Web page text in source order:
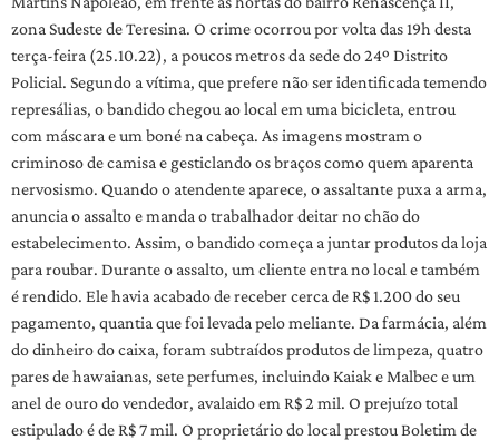
zona Sudeste de Teresina. O crime ocorrou por volta das 19h desta
terça-feira (25.10.22), a poucos metros da sede do 24º Distrito
Policial. Segundo a vítima, que prefere não ser identificada temendo
represálias, o bandido chegou ao local em uma bicicleta, entrou
com máscara e um boné na cabeça. As imagens mostram o
criminoso de camisa e gesticlando os braços como quem aparenta
nervosismo. Quando o atendente aparece, o assaltante puxa a arma,
anuncia o assalto e manda o trabalhador deitar no chão do
estabelecimento. Assim, o bandido começa a juntar produtos da loja
para roubar. Durante o assalto, um cliente entra no local e também
é rendido. Ele havia acabado de receber cerca de R$ 1.200 do seu
pagamento, quantia que foi levada pelo meliante. Da farmácia, além
do dinheiro do caixa, foram subtraídos produtos de limpeza, quatro
pares de hawaianas, sete perfumes, incluindo Kaiak e Malbec e um
anel de ouro do vendedor, avalaido em R$ 2 mil. O prejuízo total
estipulado é de R$ 7 mil. O proprietário do local prestou Boletim de